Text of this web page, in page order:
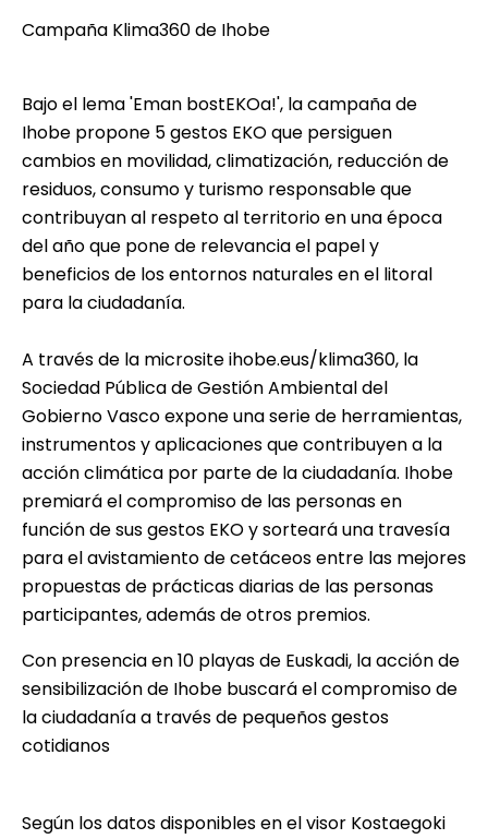
Campaña Klima360 de Ihobe
Bajo el lema 'Eman bostEKOa!', la campaña de
Ihobe propone 5 gestos EKO que persiguen
cambios en movilidad, climatización, reducción de
residuos, consumo y turismo responsable que
contribuyan al respeto al territorio en una época
del año que pone de relevancia el papel y
beneficios de los entornos naturales en el litoral
para la ciudadanía.
A través de la micrositeihobe.eus/klima360, la
Sociedad Pública de Gestión Ambiental del
Gobierno Vasco expone una serie de herramientas,
instrumentos y aplicaciones que contribuyen a la
acción climática por parte de la ciudadanía. Ihobe
premiará el compromiso de las personas en
función de sus gestos EKO y sorteará una travesía
para el avistamiento de cetáceos entre las mejores
propuestas de prácticas diarias de las personas
participantes, además de otros premios.
Con presencia en 10 playas de Euskadi, la acción de
sensibilización de Ihobe buscará el compromiso de
la ciudadanía a través de pequeños gestos
cotidianos
Según los datos disponibles en el visor Kostaegoki